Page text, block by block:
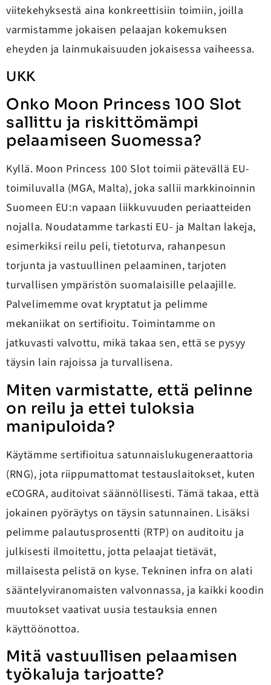
viitekehyksestä aina konkreettisiin toimiin, joilla
varmistamme jokaisen pelaajan kokemuksen
eheyden ja lainmukaisuuden jokaisessa vaiheessa.
UKK
Onko Moon Princess 100 Slot
sallittu ja riskittömämpi
pelaamiseen Suomessa?
Kyllä. Moon Princess 100 Slot toimii pätevällä EU-
toimiluvalla (MGA, Malta), joka sallii markkinoinnin
Suomeen EU:n vapaan liikkuvuuden periaatteiden
nojalla. Noudatamme tarkasti EU- ja Maltan lakeja,
esimerkiksi reilu peli, tietoturva, rahanpesun
torjunta ja vastuullinen pelaaminen, tarjoten
turvallisen ympäristön suomalaisille pelaajille.
Palvelimemme ovat kryptatut ja pelimme
mekaniikat on sertifioitu. Toimintamme on
jatkuvasti valvottu, mikä takaa sen, että se pysyy
täysin lain rajoissa ja turvallisena.
Miten varmistatte, että pelinne
on reilu ja ettei tuloksia
manipuloida?
Käytämme sertifioitua satunnaislukugeneraattoria
(RNG), jota riippumattomat testauslaitokset, kuten
eCOGRA, auditoivat säännöllisesti. Tämä takaa, että
jokainen pyöräytys on täysin satunnainen. Lisäksi
pelimme palautusprosentti (RTP) on auditoitu ja
julkisesti ilmoitettu, jotta pelaajat tietävät,
millaisesta pelistä on kyse. Tekninen infra on alati
sääntelyviranomaisten valvonnassa, ja kaikki koodin
muutokset vaativat uusia testauksia ennen
käyttöönottoa.
Mitä vastuullisen pelaamisen
työkaluja tarjoatte?